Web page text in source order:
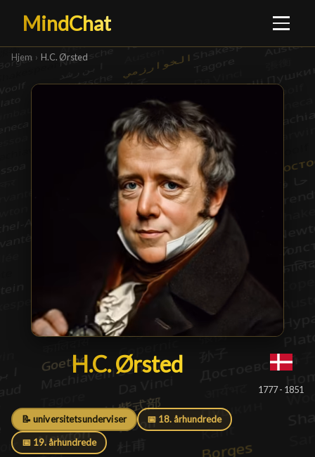
MindChat
Hjem › H.C. Ørsted
H.C. Ørsted
H.C. Ørsted█
1777 - 1851
📝 universitetsunderviser 📅 18. århundrede
📅 19. århundrede